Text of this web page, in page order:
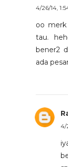
4/26/14,
oo merk
tau.
bener2
ada
4/